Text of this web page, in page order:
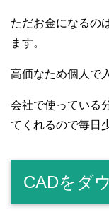
ただお金になるの
ます。
高価なため個人で
会社で使っている
てくれるので毎日
CADをダ